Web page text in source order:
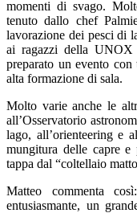
momenti di svago.
tenuto dallo chef
lavorazione dei pesci di
ai ragazzi della
preparato un evento
alta formazione di sala.
Molto varie anche le
all’Osservatorio
lago, all’orienteering e
mungitura delle capre
tappa dal “coltellaio
Matteo commenta
entusiasmante, un